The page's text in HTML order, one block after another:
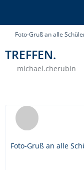
Foto-Gruß an alle
TREFFEN.
michael.cherubin
Foto-Gruß an alle